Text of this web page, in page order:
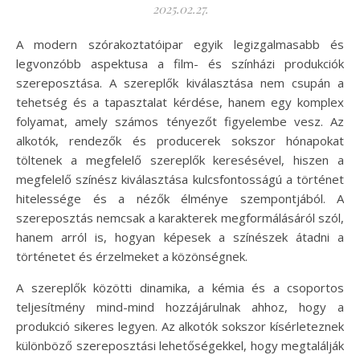
2025.02.27.
A modern szórakoztatóipar egyik legizgalmasabb és
legvonzóbb aspektusa a film- és színházi produkciók
szereposztása. A szereplők kiválasztása nem csupán a
tehetség és a tapasztalat kérdése, hanem egy komplex
folyamat, amely számos tényezőt figyelembe vesz. Az
alkotók, rendezők és producerek sokszor hónapokat
töltenek a megfelelő szereplők keresésével, hiszen a
megfelelő színész kiválasztása kulcsfontosságú a történet
hitelessége és a nézők élménye szempontjából. A
szereposztás nemcsak a karakterek megformálásáról szól,
hanem arról is, hogyan képesek a színészek átadni a
történetet és érzelmeket a közönségnek.
A szereplők közötti dinamika, a kémia és a csoportos
teljesítmény mind-mind hozzájárulnak ahhoz, hogy a
produkció sikeres legyen. Az alkotók sokszor kísérleteznek
különböző szereposztási lehetőségekkel, hogy megtalálják